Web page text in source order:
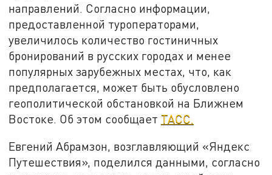
направлений. Согласно информации,
предоставленной туроператорами,
увеличилось количество гостиничных
бронирований в русских городах и менее
популярных зарубежных местах, что, как
предполагается, может быть обусловлено
геополитической обстановкой на Ближнем
Востоке. Об этом сообщает ТАСС.
Евгений Абрамзон, возглавляющий «Яндекс
Путешествия», поделился данными, согласно